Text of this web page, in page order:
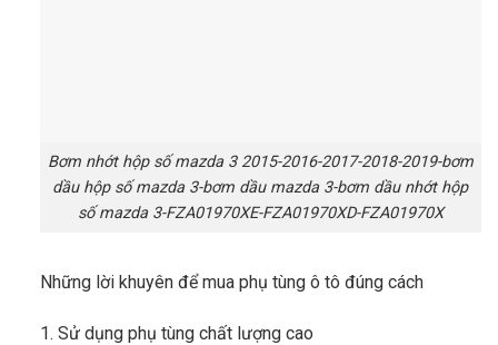
Bơm nhớt hộp số mazda 3 2015-2016-2017-2018-2019-bơm
dầu hộp số mazda 3-bơm dầu mazda 3-bơm dầu nhớt hộp
số mazda 3-FZA01970XE-FZA01970XD-FZA01970X
Những lời khuyên để mua phụ tùng ô tô đúng cách
1. Sử dụng phụ tùng chất lượng cao